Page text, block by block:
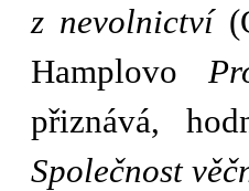
z nevolnictví
Hamplovo
přiznává,
Společnost